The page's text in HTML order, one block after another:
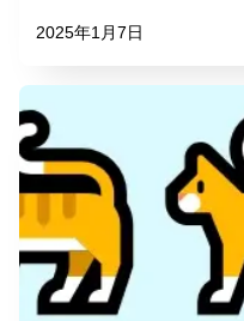
2025年1月7日